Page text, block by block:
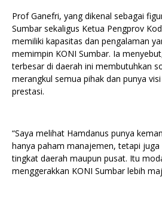
Prof Ganefri, yang dikenal sebagai
Sumbar sekaligus Ketua Pengprov
memiliki kapasitas dan pengalaman
memimpin KONI Sumbar. Ia
terbesar di daerah ini membutuhkan
merangkul semua pihak dan punya
prestasi.
“Saya melihat Hamdanus punya
hanya paham manajemen, tetapi
tingkat daerah maupun pusat. Itu
menggerakkan KONI Sumbar lebih